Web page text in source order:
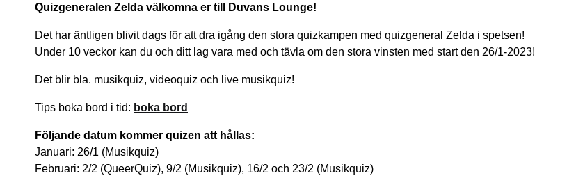
Quizgeneralen Zelda välkomna er till Duvans Lounge!
Det har äntligen blivit dags för att dra igång den stora quizkampen med quizgeneral Zelda i spetsen!
Under 10 veckor kan du och ditt lag vara med och tävla om den stora vinsten med start den 26/1-2023!
Det blir bla. musikquiz, videoquiz och live musikquiz!
Tips boka bord i tid: boka bord
Följande datum kommer quizen att hållas:
Januari: 26/1 (Musikquiz)
Februari: 2/2 (QueerQuiz), 9/2 (Musikquiz), 16/2 och 23/2 (Musikquiz)